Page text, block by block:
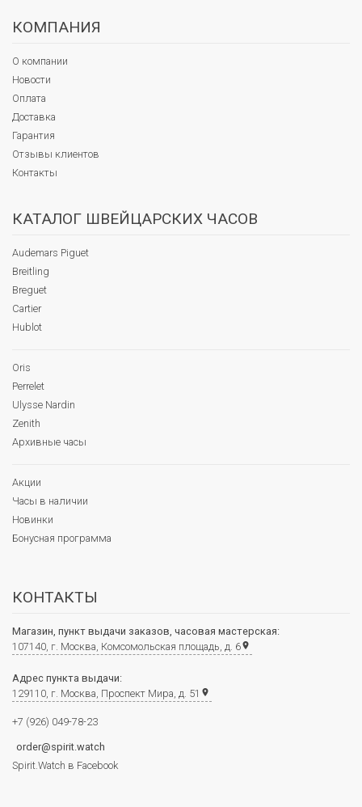
КОМПАНИЯ
О компании
Новости
Оплата
Доставка
Гарантия
Отзывы клиентов
Контакты
КАТАЛОГ ШВЕЙЦАРСКИХ ЧАСОВ
Audemars Piguet
Breitling
Breguet
Cartier
Hublot
Oris
Perrelet
Ulysse Nardin
Zenith
Архивные часы
Акции
Часы в наличии
Новинки
Бонусная программа
КОНТАКТЫ
Магазин, пункт выдачи заказов, часовая мастерская:
107140, г. Москва, Комсомольская площадь, д. 6place
Адрес пункта выдачи:
129110, г. Москва, Проспект Мира, д. 51 place
+7 (926) 049-78-23
order@spirit.watch
Spirit.Watch в Facebook